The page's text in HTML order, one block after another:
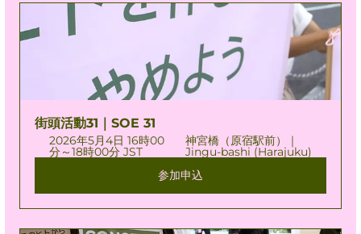
街頭活動31｜SOE 31
2026年5月4日 16時00
分～18時00分 JST
神宮橋（原宿駅前）｜
Jingu-bashi (Harajuku)
参加申込